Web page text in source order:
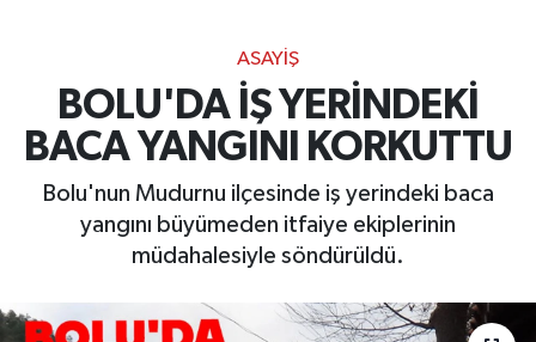
ASAYIŞ
BOLU'DA İŞ YERİNDEKİ
BACA YANGINI KORKUTTU
Bolu'nun Mudurnu ilçesinde iş yerindeki baca
yangını büyümeden itfaiye ekiplerinin
müdahalesiyle söndürüldü.